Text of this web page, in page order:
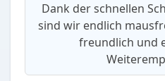
Dank der schnellen
sind wir endlich
freundlich und